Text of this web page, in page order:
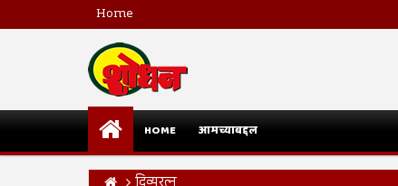
Home
HOME आमच्याबद्दल